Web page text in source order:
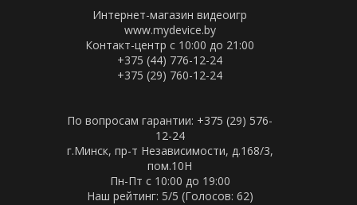
Интернет-магазин видеоигр
www.mydevice.by
Контакт-центр с 10:00 до 21:00
+375 (44) 776-12-24
+375 (29) 760-12-24
По вопросам гарантии: +375 (29) 576-
12-24
г.Минск, пр-т Независимости, д.168/3,
пом.10Н
Пн-Пт c 10:00 до 19:00
Наш рейтинг: 5/5 (Голосов: 62)